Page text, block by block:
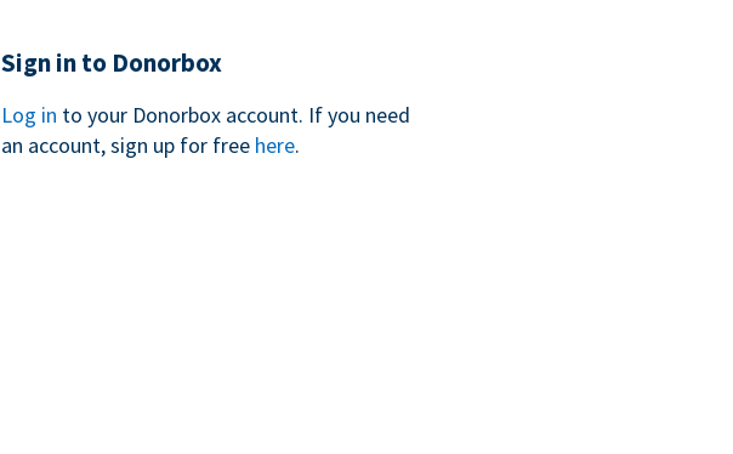
Sign in to Donorbox
Log in to your Donorbox account. If you need
an account, sign up for free here.